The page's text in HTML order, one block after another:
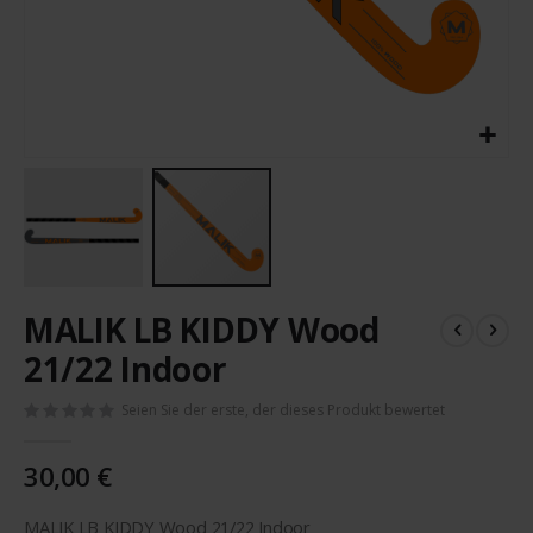
Anfang
der
Bildergalerie
MALIK LB KIDDY Wood
21/22 Indoor
Seien Sie der erste, der dieses Produkt bewertet
30,00 €
MALIK LB KIDDY Wood 21/22 Indoor